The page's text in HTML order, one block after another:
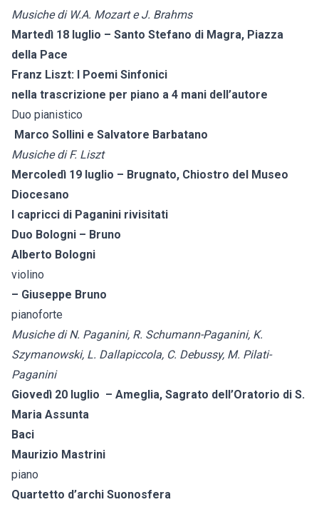
Musiche di W.A. Mozart e J. Brahms
Martedì 18 luglio – Santo Stefano di Magra, Piazza
della Pace
Franz Liszt: I Poemi Sinfonici
nella trascrizione per piano a 4 mani dell’autore
Duo pianistico
Marco Sollini e Salvatore Barbatano
Musiche di F. Liszt
Mercoledì 19 luglio – Brugnato, Chiostro del Museo
Diocesano
I capricci di Paganini rivisitati
Duo Bologni – Bruno
Alberto Bologni
violino
– Giuseppe Bruno
pianoforte
Musiche di N. Paganini, R. Schumann-Paganini, K.
Szymanowski, L. Dallapiccola, C. Debussy, M. Pilati-
Paganini
Giovedì 20 luglio – Ameglia, Sagrato dell’Oratorio di S.
Maria Assunta
Baci
Maurizio Mastrini
piano
Quartetto d’archi Suonosfera